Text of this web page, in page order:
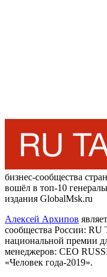
бизнес-сообщества
вошёл в топ-10
издания GlobalMsk.ru
Алексей Архипов
сообщества России: RU
национальной премии
менеджеров: CEO
«Человек года-2019».